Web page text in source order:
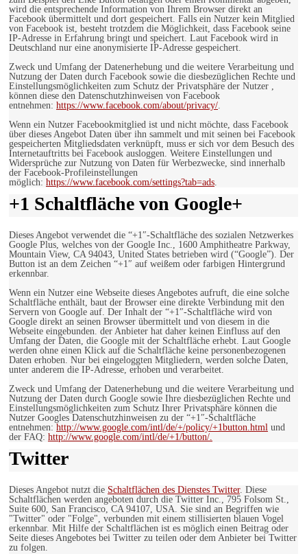
wird die entsprechende Information von Ihrem Browser direkt an
Facebook übermittelt und dort gespeichert. Falls ein Nutzer kein Mitglied
von Facebook ist, besteht trotzdem die Möglichkeit, dass Facebook seine
IP-Adresse in Erfahrung bringt und speichert. Laut Facebook wird in
Deutschland nur eine anonymisierte IP-Adresse gespeichert.
Zweck und Umfang der Datenerhebung und die weitere Verarbeitung und
Nutzung der Daten durch Facebook sowie die diesbezüglichen Rechte und
Einstellungsmöglichkeiten zum Schutz der Privatsphäre der Nutzer ,
können diese den Datenschutzhinweisen von Facebook
entnehmen: https://www.facebook.com/about/privacy/.
Wenn ein Nutzer Facebookmitglied ist und nicht möchte, dass Facebook
über dieses Angebot Daten über ihn sammelt und mit seinen bei Facebook
gespeicherten Mitgliedsdaten verknüpft, muss er sich vor dem Besuch des
Internetauftritts bei Facebook ausloggen. Weitere Einstellungen und
Widersprüche zur Nutzung von Daten für Werbezwecke, sind innerhalb
der Facebook-Profileinstellungen
möglich: https://www.facebook.com/settings?tab=ads.
+1 Schaltfläche von Google+
Dieses Angebot verwendet die “+1″-Schaltfläche des sozialen Netzwerkes
Google Plus, welches von der Google Inc., 1600 Amphitheatre Parkway,
Mountain View, CA 94043, United States betrieben wird (“Google”). Der
Button ist an dem Zeichen “+1″ auf weißem oder farbigen Hintergrund
erkennbar.
Wenn ein Nutzer eine Webseite dieses Angebotes aufruft, die eine solche
Schaltfläche enthält, baut der Browser eine direkte Verbindung mit den
Servern von Google auf. Der Inhalt der “+1″-Schaltfläche wird von
Google direkt an seinen Browser übermittelt und von diesem in die
Webseite eingebunden. der Anbieter hat daher keinen Einfluss auf den
Umfang der Daten, die Google mit der Schaltfläche erhebt. Laut Google
werden ohne einen Klick auf die Schaltfläche keine personenbezogenen
Daten erhoben. Nur bei eingeloggten Mitgliedern, werden solche Daten,
unter anderem die IP-Adresse, erhoben und verarbeitet.
Zweck und Umfang der Datenerhebung und die weitere Verarbeitung und
Nutzung der Daten durch Google sowie Ihre diesbezüglichen Rechte und
Einstellungsmöglichkeiten zum Schutz Ihrer Privatsphäre können die
Nutzer Googles Datenschutzhinweisen zu der “+1″-Schaltfläche
entnehmen: http://www.google.com/intl/de/+/policy/+1button.html und
der FAQ: http://www.google.com/intl/de/+1/button/.
Twitter
Dieses Angebot nutzt die Schaltflächen des Dienstes Twitter. Diese
Schaltflächen werden angeboten durch die Twitter Inc., 795 Folsom St.,
Suite 600, San Francisco, CA 94107, USA. Sie sind an Begriffen wie
"Twitter" oder "Folge", verbunden mit einem stillisierten blauen Vogel
erkennbar. Mit Hilfe der Schaltflächen ist es möglich einen Beitrag oder
Seite dieses Angebotes bei Twitter zu teilen oder dem Anbieter bei Twitter
zu folgen.